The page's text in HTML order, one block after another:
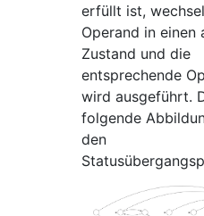
erfüllt ist,
Operand in einen
Zustand und die
entsprechende
wird ausgeführt.
folgende
den